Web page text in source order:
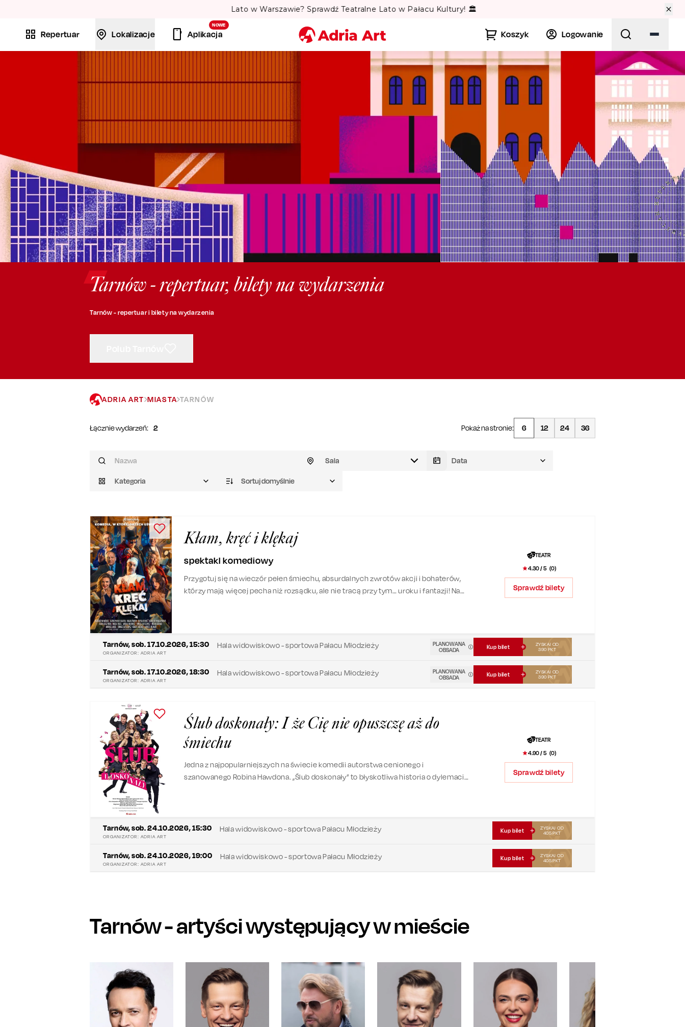
Lato w Warszawie? Sprawdź Teatralne Lato w Pałacu Kultury! 🏛️
Repertuar Lokalizacje
NOWE
Aplikacja Koszyk Logowanie
Miasto
Szukaj
Tarnów - repertuar, bilety na wydarzenia
Tarnów - repertuar i bilety na wydarzenia
ADRIA ART MIASTA TARNÓW
Łącznie wydarzeń: 2 Pokaż na stronie: 6 12 24 36
Sala
Kategoria Sortuj domyślnie
Kłam, kręć i klękaj
spektakl komediowy
Przygotuj się na wieczór pełen śmiechu, absurdalnych zwrotów akcji i bohaterów,
którzy mają więcej pecha niż rozsądku, ale nie tracą przy tym… uroku i fantazji! Na
TEATR
4.30/ 5 (0)
Sprawdź bilety
Tarnów,sob. 17.10.2026, 15:30
ORGANIZATOR: ADRIA ART
Hala widowiskowo - sportowa Pałacu Młodzieży
PLANOWANA
OBSADA
Kup bilet
ZYSKAJ OD
390 PKT
Tarnów,sob. 17.10.2026, 18:30
ORGANIZATOR: ADRIA ART
Hala widowiskowo - sportowa Pałacu Młodzieży
PLANOWANA
OBSADA
Kup bilet
ZYSKAJ OD
390 PKT
Ślub doskonały: I że Cię nie opuszczę aż do
śmiechu
Jedna z najpopularniejszych na świecie komedii autorstwa cenionego i
szanowanego Robina Hawdona. „Ślub doskonały” to błyskotliwa historia o dylemacie
TEATR
4.90/ 5 (0)
Sprawdź bilety
Tarnów,sob. 24.10.2026, 15:30
ORGANIZATOR: ADRIA ART
Hala widowiskowo - sportowa Pałacu Młodzieży Kup bilet
ZYSKAJ OD
405PKT
Tarnów,sob. 24.10.2026, 19:00
ORGANIZATOR: ADRIA ART
Hala widowiskowo - sportowa Pałacu Młodzieży Kup bilet
ZYSKAJ OD
405PKT
Tarnów- artyści występujący w mieście